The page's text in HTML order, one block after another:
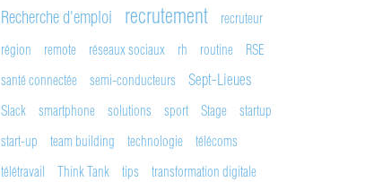
Recherche d'emploi recrutement
recruteur
région
remote réseaux sociaux rh routine
RSE
santé connectée
semi-conducteurs Sept-Lieues
Slack smartphone solutions sport Stage
startup
start-up
team building technologie
télécoms
télétravail
Think Tank tips
transformation digitale